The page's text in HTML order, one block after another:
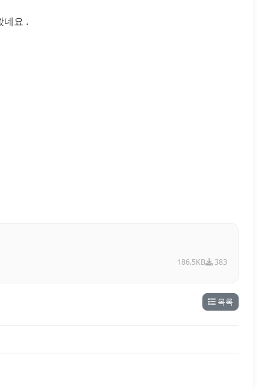
네요 .
186.5KB 383
목록